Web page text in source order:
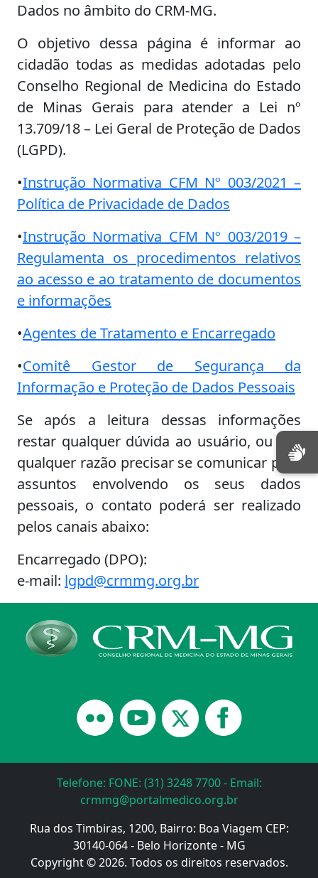
Dados no âmbito do CRM-MG.
O objetivo dessa página é informar ao
cidadão todas as medidas adotadas pelo
Conselho Regional de Medicina do Estado
de Minas Gerais para atender a Lei nº
13.709/18 – Lei Geral de Proteção de Dados
(LGPD).
•Instrução Normativa CFM Nº 003/2021 –
Política de Privacidade de Dados
•Instrução Normativa CFM Nº 003/2019 –
Regulamenta os procedimentos relativos
ao acesso e ao tratamento de documentos
e informações
•Agentes de Tratamento e Encarregado
•Comitê Gestor de Segurança da
Informação e Proteção de Dados Pessoais
Se após a leitura dessas informações
restar qualquer dúvida ao usuário, ou por
qualquer razão precisar se comunicar para
assuntos envolvendo os seus dados
pessoais, o contato poderá ser realizado
pelos canais abaixo:
Encarregado (DPO):
e-mail: lgpd@crmmg.org.br
Telefone: FONE: (31) 3248 7700 - Email:
crmmg@portalmedico.org.br
Rua dos Timbiras, 1200, Bairro: Boa Viagem CEP:
30140-064 - Belo Horizonte - MG
Copyright © 2026. Todos os direitos reservados.